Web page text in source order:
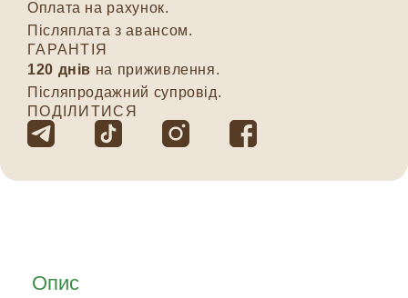
Оплата на рахунок.
Післяплата з авансом.
ГАРАНТІЯ
120 днів на приживлення.
Післяпродажний супровід.
ПОДІЛИТИСЯ
Опис